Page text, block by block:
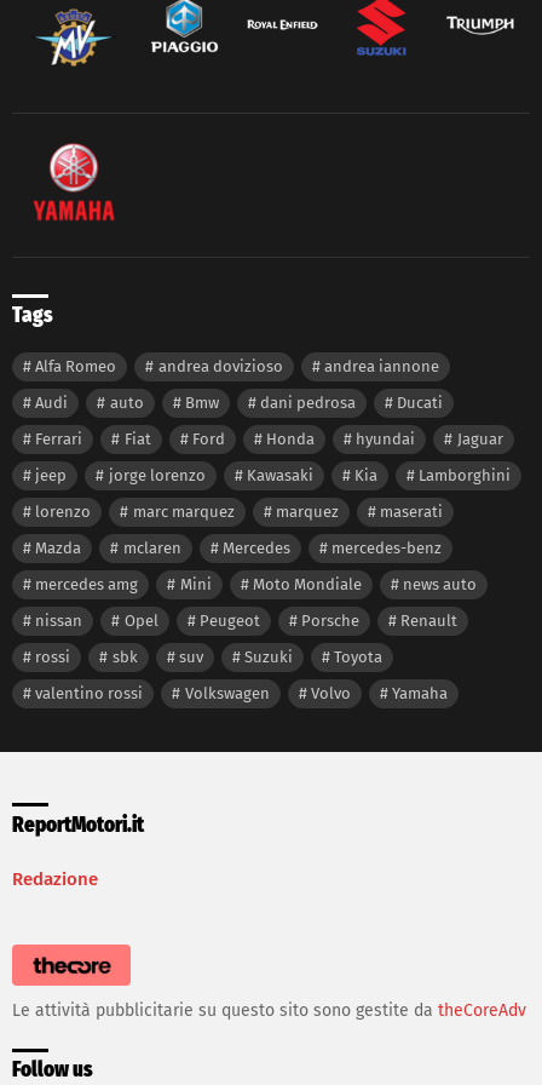
Tags
Alfa Romeo andrea dovizioso
andrea iannone
Audi
auto Bmw dani pedrosa
Ducati
Ferrari
Fiat Ford Honda hyundai
Jaguar
jeep
jorge lorenzo Kawasaki Kia
Lamborghini
lorenzo
marc marquez marquez
maserati
Mazda
mclaren Mercedes
mercedes-benz
mercedes amg
Mini Moto Mondiale
news auto
nissan
Opel Peugeot Porsche
Renault
rossi
sbk suv Suzuki
Toyota
valentino rossi
Volkswagen Volvo Yamaha
ReportMotori.it
Redazione
Le attività pubblicitarie su questo sito sono gestite da theCoreAdv
Follow us